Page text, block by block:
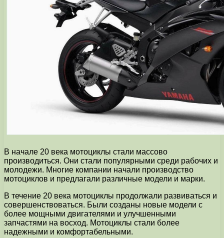
В начале 20 века мотоциклы стали массово
производиться. Они стали популярными среди рабочих и
молодежи. Многие компании начали производство
мотоциклов и предлагали различные модели и марки.
В течение 20 века мотоциклы продолжали развиваться и
совершенствоваться. Были созданы новые модели с
более мощными двигателями и улучшенными
запчастями на восход. Мотоциклы стали более
надежными и комфортабельными.